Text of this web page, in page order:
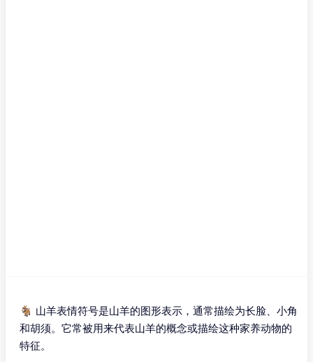
🐐 山羊表情符号是山羊的图形表示，通常描绘为长脸、小角
和胡须。它常被用来代表山羊的概念或描绘这种家养动物的
特征。